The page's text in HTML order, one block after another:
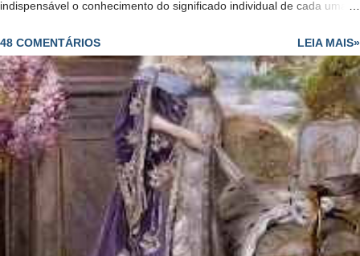
indispensável o conhecimento do significado individual de cada uma
representar indivíduos que fazem parte da vida da pessoa para quem
se colocam as cartas, ou nela têm influência - ao passo que as outras
cartas do naipe representam forças ou tendências. O cartomante
deve ter em conta as associações tradicionais e muito importante que
se relacionam com cada um dos naipes em geral. Alquimia de bicicleta
1977 Inglaterra Baralho Comum - Significados dos Naipe de Copas
São as cartas do amor, da amizade e do prazer. Rei - Um homem
importante de pele clara, talvez de posição elevada ou distinta;
bondoso, terno e generoso. Bicicleta Anne Stokes Dama - Todas as
virtudes tradicionais encarn...
48 COMENTÁRIOS LEIA MAIS»